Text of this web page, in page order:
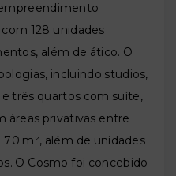
128 unidades
além de ático. O
incluindo studios,
três quartos com suíte,
áreas privativas entre
m², além de unidades
O Cosmo foi concebido